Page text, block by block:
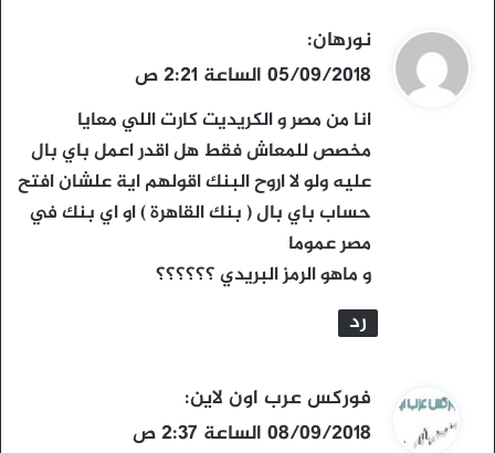
ي
ق
و
ل
نورهان:
05/09/2018 الساعة 2:21 ص
انا من مصر و الكريديت كارت اللي معايا
مخصص للمعاش فقط هل اقدر اعمل باي بال
عليه ولو لا اروح البنك اقولهم اية علشان افتح
حساب باي بال ( بنك القاهرة ) او اي بنك في
مصر عموما
و ماهو الرمز البريدي ؟؟؟؟؟؟
رد
ي
ق
فوركس عرب اون لاين:
08/09/2018 الساعة 2:37 ص